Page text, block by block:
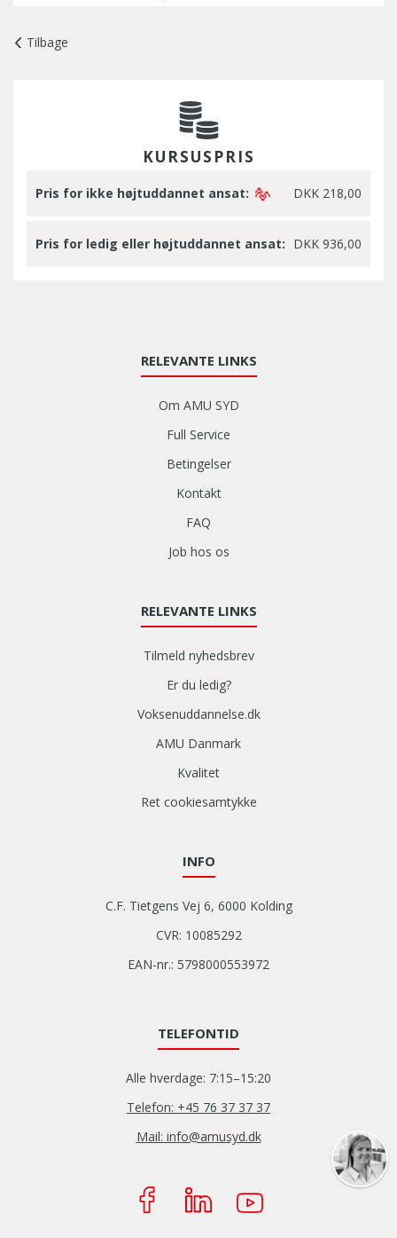
Tilbage
KURSUSPRIS
Pris for ikke højtuddannet ansat: DKK 218,00
Pris for ledig eller højtuddannet ansat: DKK 936,00
RELEVANTE LINKS
Om AMU SYD
Full Service
Betingelser
Kontakt
FAQ
Job hos os
RELEVANTE LINKS
Tilmeld nyhedsbrev
Er du ledig?
Voksenuddannelse.dk
AMU Danmark
Kvalitet
Ret cookiesamtykke
INFO
C.F. Tietgens Vej 6, 6000 Kolding
CVR: 10085292
EAN-nr.: 5798000553972
TELEFONTID
Alle hverdage: 7:15–15:20
Telefon: +45 76 37 37 37
Mail: info@amusyd.dk